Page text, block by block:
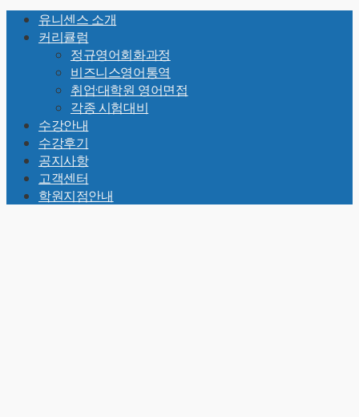
Top
유니센스 소개
커리큘럼
정규영어회화과정
비즈니스영어통역
취업·대학원 영어면접
각종 시험대비
수강안내
수강후기
공지사항
고객센터
학원지점안내